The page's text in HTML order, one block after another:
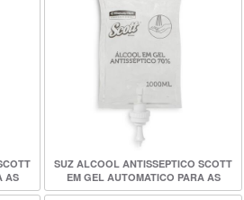
AS
SUZ ALCOOL ANTISSEPTICO SCOTT
EM GEL AUTOMATICO PARA AS
MAOS 6X1LT Eversoft